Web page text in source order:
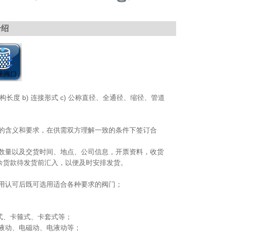
长度 b) 连接形式 c) 公称直径、全通径、缩径、管道
义和要求，在供需双方理解一致的条件下签订合
以及交货时间、地点、公司信息，开票资料，收货
款待发货前汇入，以便及时安排发货。
可后既可选用适合各种要求的阀门；
卡箍式、卡套式等；
、电磁动、电液动等；